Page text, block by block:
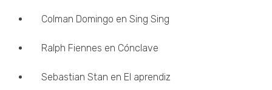
Colman Domingo en Sing Sing
Ralph Fiennes en Cónclave
Sebastian Stan en El aprendiz